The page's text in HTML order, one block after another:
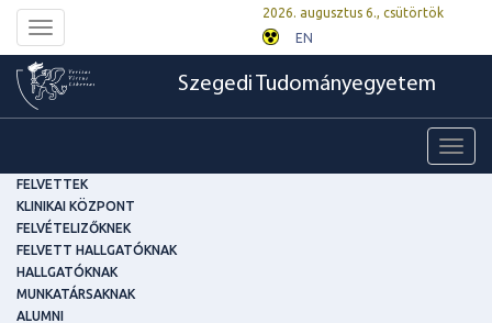
Toggle
navigation
2026. augusztus 6., csütörtök
EN
Szegedi Tudományegyetem
FELVETTEK
KLINIKAI KÖZPONT
FELVÉTELIZŐKNEK
FELVETT HALLGATÓKNAK
HALLGATÓKNAK
MUNKATÁRSAKNAK
ALUMNI